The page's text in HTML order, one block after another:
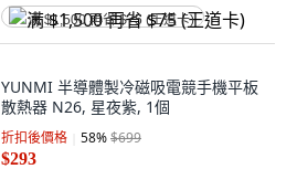
满 $1,500 再省 $75 (王道卡)
YUNMI 半導體製冷磁吸電競手機平板
散熱器 N26, 星夜紫, 1個
折扣後價格 58%$699
$293